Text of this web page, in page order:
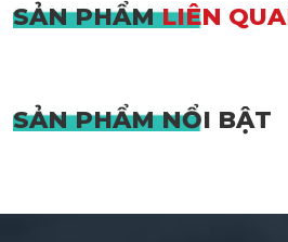
SẢN PHẨMLIÊN
SẢN PHẨMNỔI BẬT